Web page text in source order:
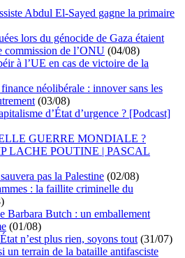
Abdul El-Sayed gagne la primaire
lors du génocide de Gaza étaient
commission de l’ONU (04/08)
à l’UE en cas de victoire de la
néolibérale : innover sans les
(03/08)
d’État d’urgence ? [Podcast]
GUERRE MONDIALE ?
LACHE POUTINE | PASCAL
pas la Palestine (02/08)
: la faillite criminelle du
Barbara Butch : un emballement
(01/08)
n’est plus rien, soyons tout (31/07)
un terrain de la bataille antifasciste